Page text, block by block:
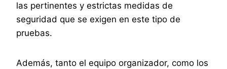
las pertinentes y estrictas medidas de
seguridad que se exigen en este tipo de
pruebas.
Además, tanto el equipo organizador, como los